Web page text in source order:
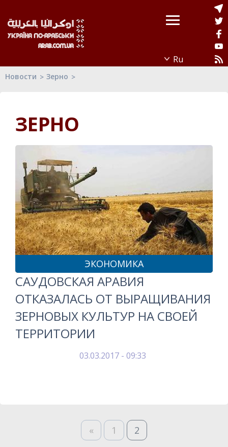
Новости Зерно
ЗЕРНО
ЭКОНОМИКА
САУДОВСКАЯ АРАВИЯ
ОТКАЗАЛАСЬ ОТ ВЫРАЩИВАНИЯ
ЗЕРНОВЫХ КУЛЬТУР НА СВОЕЙ
ТЕРРИТОРИИ
03.03.2017 - 09:33
« 1 2